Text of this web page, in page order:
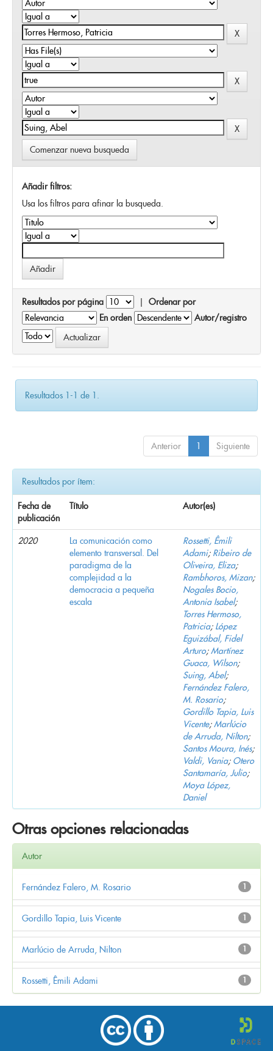
Comenzar nueva busqueda
Añadir filtros:
Usa los filtros para afinar la busqueda.
Resultados por página | Ordenar por
En orden
Autor/registro
Resultados 1-1 de 1.
Anterior 1 Siguiente
Resultados por ítem:
Fecha de
publicación
Título Autor(es)
2020
La comunicación como
elemento transversal. Del
paradigma de la
complejidad a la
democracia a pequeña
escala
Rossetti, Êmili
Adami; Ribeiro de
Oliveira, Eliza;
Rambhoros, Mizan;
Nogales Bocio,
Antonia Isabel;
Torres Hermoso,
Patricia; López
Eguizábal, Fidel
Arturo;Martínez
Guaca, Wilson;
Suing, Abel;
Fernández Falero,
M. Rosario;
Gordillo Tapia, Luis
Vicente;Marlúcio
de Arruda, Nilton;
Santos Moura, Inés;
Valdi, Vania; Otero
Santamaría, Julio;
Moya López,
Daniel
Otras opciones relacionadas
Autor
1
Fernández Falero, M. Rosario
1
Gordillo Tapia, Luis Vicente
1
Marlúcio de Arruda, Nilton
1
Rossetti, Êmili Adami